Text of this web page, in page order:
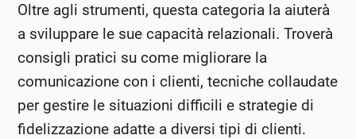
Oltre agli strumenti, questa categoria la aiuterà
a sviluppare le sue capacità relazionali. Troverà
consigli pratici su come migliorare la
comunicazione con i clienti, tecniche collaudate
per gestire le situazioni difficili e strategie di
fidelizzazione adatte a diversi tipi di clienti.